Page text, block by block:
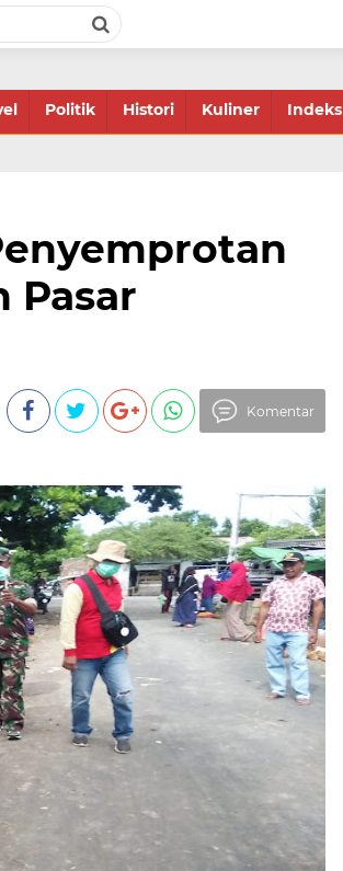
Politik Histori Kuliner Indeks
Pasar
Komentar